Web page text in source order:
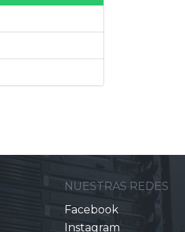
NUESTRAS REDES
Facebook
Instagram